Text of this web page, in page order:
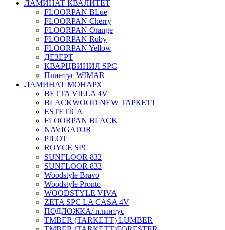
ЛАМИНАТ КВАЛИТЕТ
FLOORPAN BLue
FLOORPAN Cherry
FLOORPAN Orange
FLOORPAN Ruby
FLOORPAN Yellow
ДЕЗЕРТ
КВАРЦВИНИЛ SPC
Плинтус WIMAR
ЛАМИНАТ МОНАРХ
BETTA VILLA 4V
BLACKWOOD NEW ТАРКЕТТ
ESTETICA
FLOORPAN BLACK
NAVIGATOR
PILOT
ROYCE SPC
SUNFLOOR 832
SUNFLOOR 833
Woodstyle Bravo
Woodstyle Pronto
WOODSTYLE VIVA
ZETA SPC LA CASA 4V
ПОДЛОЖКА/ плинтус
ТMBER (TARKETT) LUMBER